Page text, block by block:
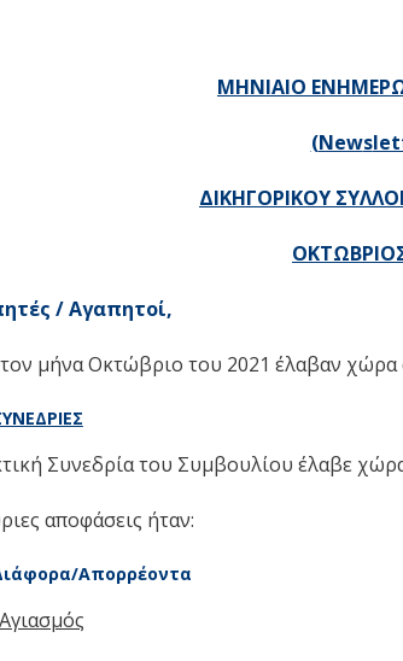
ΜΗΝΙΑΙΟ
(News
ΔΙΚΗΓΟΡΙΚΟΥ
/ Αγαπητοί,
μήνα Οκτώβριο του 2021 έλαβαν χώρα
Συνεδρία του Συμβουλίου έλαβε
αποφάσεις ήταν:
Απορρέοντα
Αγιασμός